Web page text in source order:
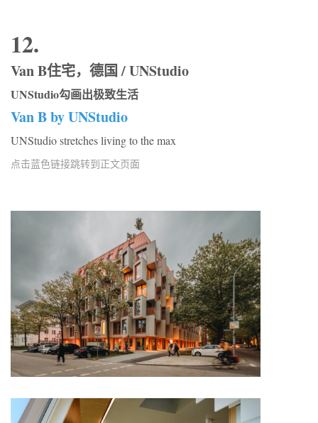
12.
Van B住宅，德国 / UNStudio
UNStudio勾画出极致生活
Van B by UNStudio
UNStudio stretches living to the max
点击蓝色链接跳转到正文页面